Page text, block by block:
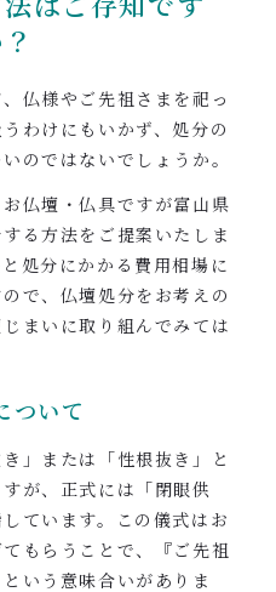
仏様やご先祖さまを祀っ
わけにもいかず、処分の
のではないでしょうか。
仏壇・仏具ですが富山県
る方法をご提案いたしま
処分にかかる費用相場に
で、仏壇処分をお考えの
まいに取り組んでみては
ついて
」または「性根抜き」と
が、正式には「閉眼供
ています。この儀式はお
もらうことで、『ご先祖
いう意味合いがありま